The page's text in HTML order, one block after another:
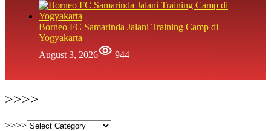
Borneo FC Samarinda Jalani Training Camp di
Yogyakarta
August 3, 2026
944
>>>>
>>>>